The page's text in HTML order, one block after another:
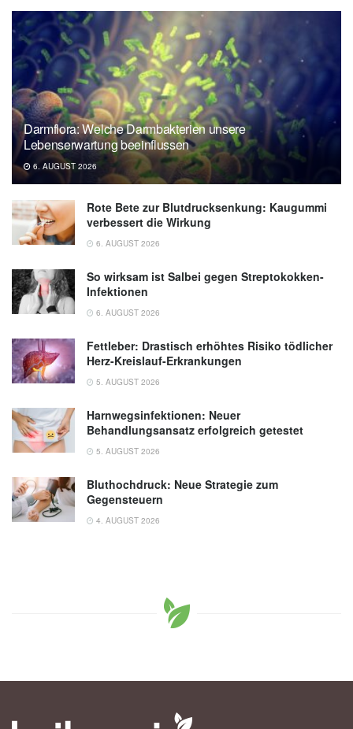
Darmflora: Welche Darmbakterien unsere
Lebenserwartung beeinflussen
6. AUGUST 2026
Rote Bete zur Blutdrucksenkung: Kaugummi
verbessert die Wirkung
6. AUGUST 2026
So wirksam ist Salbei gegen Streptokokken-
Infektionen
6. AUGUST 2026
Fettleber: Drastisch erhöhtes Risiko tödlicher
Herz-Kreislauf-Erkrankungen
5. AUGUST 2026
Harnwegsinfektionen: Neuer
Behandlungsansatz erfolgreich getestet
5. AUGUST 2026
Bluthochdruck: Neue Strategie zum
Gegensteuern
4. AUGUST 2026